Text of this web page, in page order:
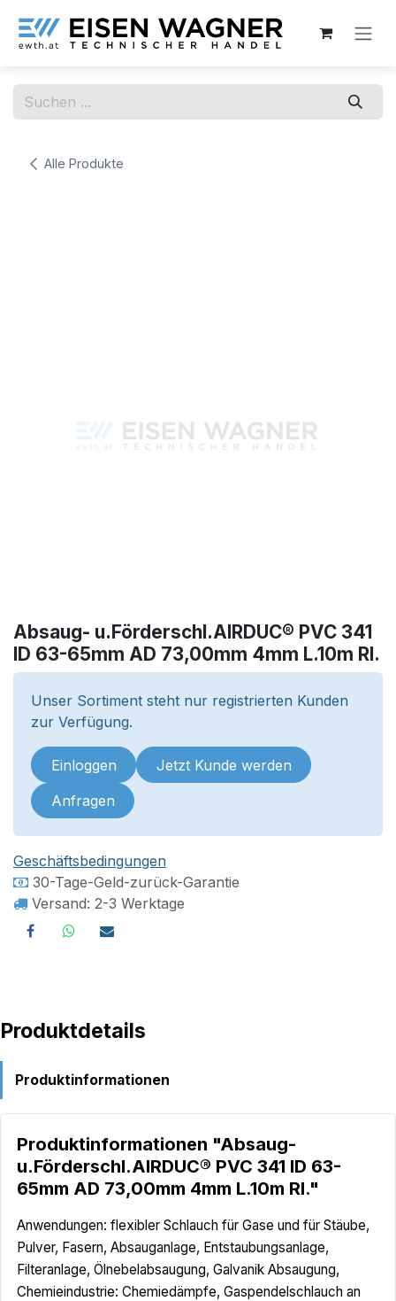
Alle Produkte
Absaug- u.Förderschl.AIRDUC® PVC 341
ID 63-65mm AD 73,00mm 4mm L.10m Rl.
Unser Sortiment steht nur registrierten Kunden
zur Verfügung.
Einloggen Jetzt Kunde werden
Anfragen
Geschäftsbedingungen
30-Tage-Geld-zurück-Garantie
Versand: 2-3 Werktage
Produktdetails
Produktinformationen
Produktinformationen "Absaug-
u.Förderschl.AIRDUC® PVC 341 ID 63-
65mm AD 73,00mm 4mm L.10m Rl."
Anwendungen: flexibler Schlauch für Gase und für Stäube,
Pulver, Fasern, Absauganlage, Entstaubungsanlage,
Filteranlage, Ölnebelabsaugung, Galvanik Absaugung,
Chemieindustrie: Chemiedämpfe, Gaspendelschlauch an